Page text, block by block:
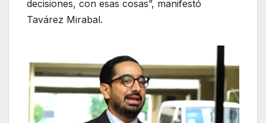
decisiones, con esas cosas”, manifestó
Tavárez Mirabal.